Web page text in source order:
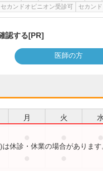
セカンドオピニオン受診可
セカン
認する[PR]
医師の方
月 火
は休診・休業の場合がありま